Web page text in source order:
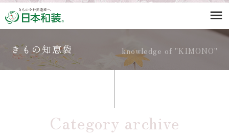
menu
knowledge of "KIMONO"
きもの知恵袋
Category archive